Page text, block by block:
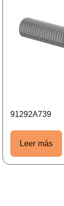
91292A739
Leer más